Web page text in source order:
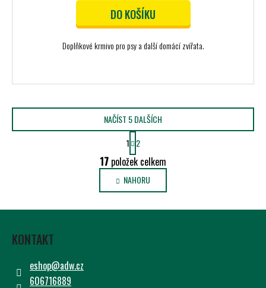
DO KOŠÍKU
Doplňkové krmivo pro psy a další domácí zvířata.
O
V
L
Á
D
NAČÍST 5 DALŠÍCH
S
T
R
Á
N
K
V
1 2
17 položek celkem
NAHORU
Z
KONTAKT
eshop@adw.cz
606716889